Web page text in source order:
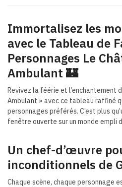
Immortalisez les
avec le Tableau de
Personnages Le
Ambulant 🏰
Revivez la féérie et l’enchantement
Ambulant » avec ce tableau raffiné
personnages préférés. C’est plus
fenêtre ouverte sur un monde empli
Un chef-d’œuvre
inconditionnels de
Chaque scène, chaque personnage